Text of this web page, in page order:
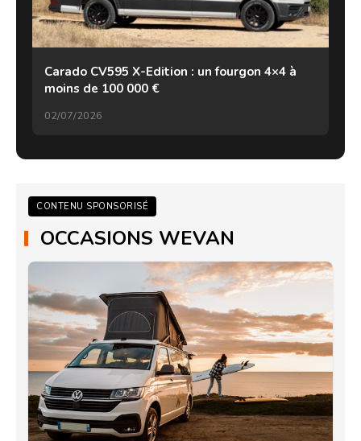
Carado CV595 X-Edition : un fourgon 4×4 à
moins de 100 000 €
02/07/2026
CONTENU SPONSORISÉ
OCCASIONS WEVAN